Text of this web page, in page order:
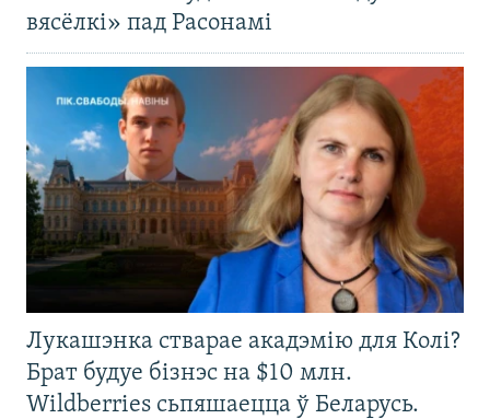
вясёлкі» пад Расонамі
Лукашэнка стварае акадэмію для Колі?
Брат будуе бізнэс на $10 млн.
Wildberries сьпяшаецца ў Беларусь.